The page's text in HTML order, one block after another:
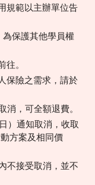
規範以主辦單位告
保護其他學員權
。
保險之需求，請於
，可全額退費。
）通知取消，收取
方案及相同價
不接受取消，並不